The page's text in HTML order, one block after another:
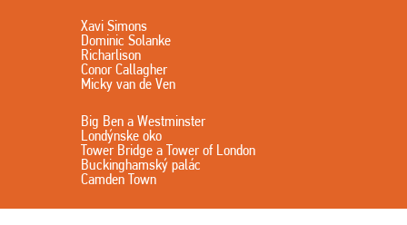
Xavi Simons
Dominic Solanke
Richarlison
Conor Callagher
Micky van de Ven
Big Ben a Westminster
Londýnske oko
Tower Bridge a Tower of London
Buckinghamský palác
Camden Town